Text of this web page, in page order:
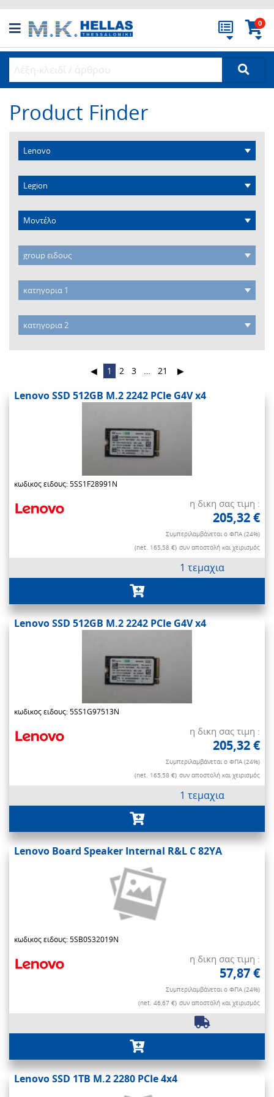
0
Product Finder
◀ 1 2 3 … 21 ▶
Lenovo SSD 512GB M.2 2242 PCIe G4V x4
κωδικος ειδους: 5SS1F28991N
η δικη σας τιμη :
205,32 €
Συμπεριλαμβάνεται ο ΦΠΑ (24%)
(net. 165,58 €) συν αποστολή και χειρισμός
1 τεμαχια
Lenovo SSD 512GB M.2 2242 PCIe G4V x4
κωδικος ειδους: 5SS1G97513N
η δικη σας τιμη :
205,32 €
Συμπεριλαμβάνεται ο ΦΠΑ (24%)
(net. 165,58 €) συν αποστολή και χειρισμός
1 τεμαχια
Lenovo Board Speaker Internal R&L C 82YA
κωδικος ειδους: 5SB0S32019N
η δικη σας τιμη :
57,87 €
Συμπεριλαμβάνεται ο ΦΠΑ (24%)
(net. 46,67 €) συν αποστολή και χειρισμός
Lenovo SSD 1TB M.2 2280 PCIe 4x4